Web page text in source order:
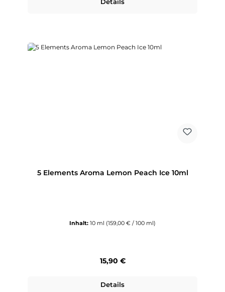
Details
5 Elements Aroma Lemon Peach Ice 10ml
Inhalt: 10 ml (159,00 € / 100 ml)
Regulärer Preis:
15,90 €
Details